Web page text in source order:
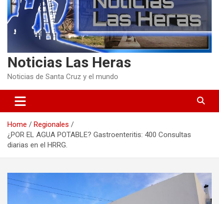
Noticias Las Heras
Noticias de Santa Cruz y el mundo
Home
Regionales
¿POR EL AGUA POTABLE? Gastroenteritis: 400 Consultas
diarias en el HRRG.